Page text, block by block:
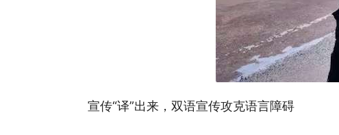
宣传“译”出来，双语宣传攻克语言障碍